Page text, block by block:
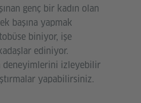
genç bir kadın olan
başına yapmak
biniyor, işe
ediniyor.
deneyimlerini izleyebilir
yapabilirsiniz.